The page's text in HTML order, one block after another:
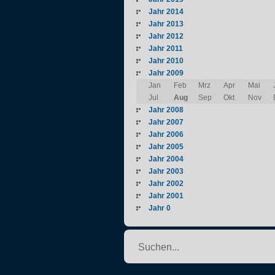
Jahr 2014
Jahr 2013
Jahr 2012
Jahr 2011
Jahr 2010
Jahr 2009
Jan
Feb Mrz Apr Mai
Jul
Aug Sep Okt Nov
Jahr 2008
Jahr 2007
Jahr 2006
Jahr 2005
Jahr 2004
Jahr 2003
Jahr 2002
Jahr 2001
Jahr 0